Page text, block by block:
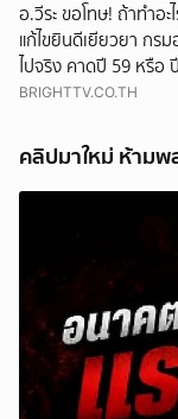
อ.วีระ ขอโทษ! ถ้าทำอ
แก้ไขยินดีเยียวยา กร
ไปจริง คาดปี 59 หรือ
ปิดให้พัก
BRIGHTTV.CO.TH
คลิปมาใหม่ ห้ามพ